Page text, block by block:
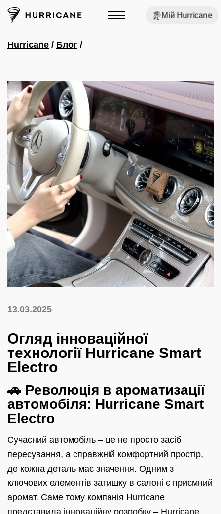
Мій Hurricane
Hurricane / Блог /
13.03.2025
Огляд інноваційної
технології Hurricane Smart
Electro
🚗 Революція в ароматизації
автомобіля: Hurricane Smart
Electro
Сучасний автомобіль – це не просто засіб
пересування, а справжній комфортний простір,
де кожна деталь має значення. Одним з
ключових елементів затишку в салоні є приємний
аромат. Саме тому компанія Hurricane
представила інноваційну розробку – Hurricane